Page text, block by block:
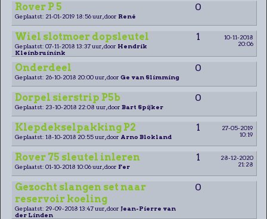
Rover P 5 0
Geplaatst: 21-01-2019 18:56 uur, door René
Wiel slotmoer dopsleutel 1
10-11-2018
20:06
Geplaatst: 07-11-2018 13:37 uur, door Hendrik
Kleinbruinink
Onderdeel 0
Geplaatst: 26-10-2018 20:00 uur, door Ge van Slimming
Dorpel sierstrip P5b 0
Geplaatst: 23-10-2018 22:08 uur, door Bart Spijker
Klepdekselpakking P2 1
27-05-2019
10:19
Geplaatst: 18-10-2018 20:55 uur, door Arno Blokland
Rover 75 sleutel inleren 1
28-12-2020
21:28
Geplaatst: 01-10-2018 10:06 uur, door Fer
Gezocht slangen set naar
reservoir koeling
0
Geplaatst: 29-09-2018 13:47 uur, door Jean-Pierre van
der Linden